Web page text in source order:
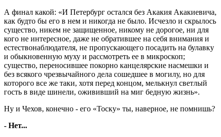
А финал какой: «И Петербург остался без Акакия Акакиевича,
как будто бы его в нем и никогда не было. Исчезло и скрылось
существо, никем не защищенное, никому не дорогое, ни для
кого не интересное, даже не обратившее на себя внимания и
естествонаблюдателя, не пропускающего посадить на булавку
и обыкновенную муху и рассмотреть ее в микроскоп;
существо, переносившее покорно канцелярские насмешки и
без всякого чрезвычайного дела сошедшее в могилу, но для
которого все же таки, хотя перед концом, мелькнул светлый
гость в виде шинели, ожививший на миг бедную жизнь».
Ну и Чехов, конечно - его «Тоску» ты, наверное, не помнишь?
- Нет...